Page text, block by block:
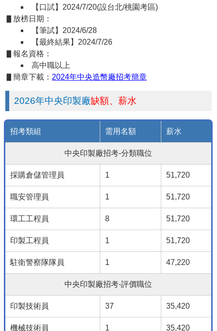
【口試】2024/7/20(設台北/桃園考區)
▋放榜日期：
【筆試】2024/6/28
【最終結果】2024/7/26
▋報名資格：
高中職以上
▋簡章下載： 2024年中央造幣廠招考簡章
2026年中央印製廠缺額、薪水
招考類組 需用名額 薪水
中央印製廠招考-分類職位
採購倉儲管理員 1 51,720
職安管理員 1 51,720
環工工程員 8 51,720
印製工程員 1 51,720
駐衛警察隊隊員 1 47,220
中央印製廠招考-評價職位
印製技術員 37 35,420
機械技術員 1 35,420